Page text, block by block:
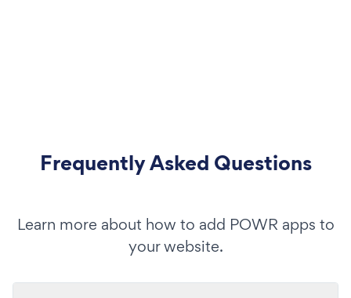
Frequently Asked Questions
Learn more about how to add POWR apps to
your website.